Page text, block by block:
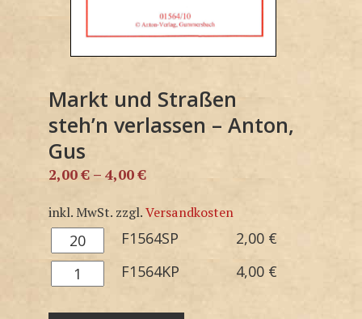
Markt und Straßen
steh’n verlassen – Anton,
Gus
2,00€ – 4,00€
inkl. MwSt. zzgl.Versandkosten
F1564SP
Menge
F1564SP 2,00 €
F1564KP
Menge
F1564KP 4,00 €